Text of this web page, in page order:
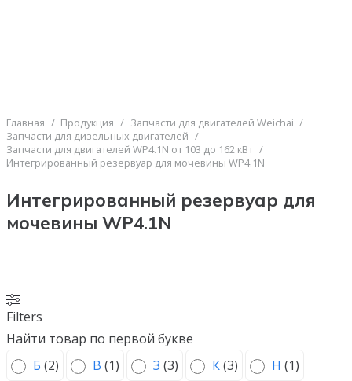
Главная / Продукция / Запчасти для двигателей Weichai /
Запчасти для дизельных двигателей /
Запчасти для двигателей WP4.1N от 103 до 162 кВт /
Интегрированный резервуар для мочевины WP4.1N
Интегрированный резервуар для
мочевины WP4.1N
Filters
Найти товар по первой букве
Б (2) В (1) З (3) К(3) Н (1)